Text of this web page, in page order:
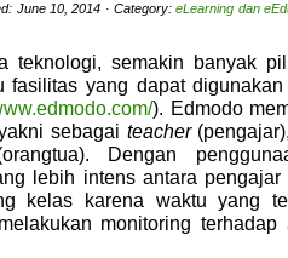
June 10, 2014 · Category:eLearning dan
teknologi, semakin banyak
fasilitas yang dapat
). Edmodo
sebagai teacher
Dengan
lebih intens antara
kelas karena waktu yang
monitoring terhadap